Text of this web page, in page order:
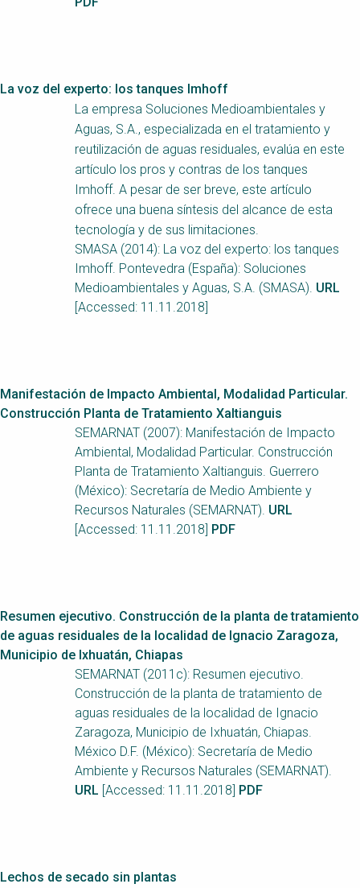
La voz del experto: los tanques Imhoff
La empresa Soluciones Medioambientales y
Aguas, S.A., especializada en el tratamiento y
reutilización de aguas residuales, evalúa en este
artículo los pros y contras de los tanques
Imhoff. A pesar de ser breve, este artículo
ofrece una buena síntesis del alcance de esta
tecnología y de sus limitaciones.
SMASA (2014): La voz del experto: los tanques
Imhoff. Pontevedra (España): Soluciones
Medioambientales y Aguas, S.A. (SMASA). URL
[Accessed: 11.11.2018]
Manifestación de Impacto Ambiental, Modalidad Particular.
Construcción Planta de Tratamiento Xaltianguis
SEMARNAT (2007): Manifestación de Impacto
Ambiental, Modalidad Particular. Construcción
Planta de Tratamiento Xaltianguis. Guerrero
(México): Secretaría de Medio Ambiente y
Recursos Naturales (SEMARNAT). URL
[Accessed: 11.11.2018] PDF
Resumen ejecutivo. Construcción de la planta de tratamiento
de aguas residuales de la localidad de Ignacio Zaragoza,
Municipio de Ixhuatán, Chiapas
SEMARNAT (2011c): Resumen ejecutivo.
Construcción de la planta de tratamiento de
aguas residuales de la localidad de Ignacio
Zaragoza, Municipio de Ixhuatán, Chiapas.
México D.F. (México): Secretaría de Medio
Ambiente y Recursos Naturales (SEMARNAT).
URL [Accessed: 11.11.2018] PDF
Lechos de secado sin plantas